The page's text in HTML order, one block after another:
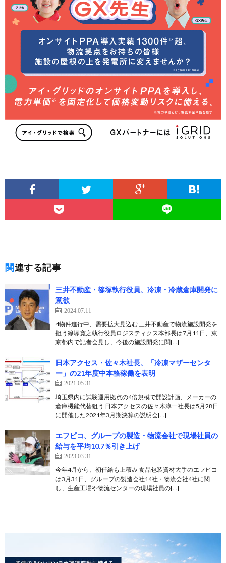
関連する記事
三井不動産・篠塚執行役員、冷凍・冷蔵倉庫開発に
意欲
2024.07.11
4物件進行中、需要拡大見込む 三井不動産で物流施設開発を
担う篠塚寛之執行役員ロジスティクス本部長は7月11日、東
京都内で記者会見し、今後の施設開発に関[…]
日本アクセス・佐々木社長、「冷凍マザーセンタ
ー」の21年度中本格稼働を表明
2021.05.31
埼玉県内に試験運用拠点の4倍規模で開設計画、メーカーの
倉庫機能代替狙う 日本アクセスの佐々木淳一社長は5月28日
に開催した2021年3月期決算の説明会[…]
エフピコ、グループの製造・物流会社で現場社員の
給与を平均10.7％引き上げ
2023.03.31
今年4月から、初任給も上積み 食品包装資材大手のエフピコ
は3月31日、グループの製造会社14社・物流会社4社に関
し、生産工場や物流センターの現場社員の[…]